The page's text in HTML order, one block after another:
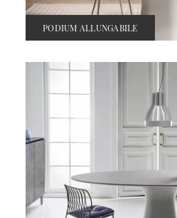
PODIUM ALLUNGABILE